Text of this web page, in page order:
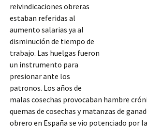
reivindicaciones obreras
estaban referidas al
aumento salarias ya al
disminución de tiempo de
trabajo. Las huelgas fueron
un instrumento para
presionar ante los
patronos. Los años de
malas cosechas provocaban hambre
quemas de cosechas y matanzas de
obrero en España se vio potenciado por